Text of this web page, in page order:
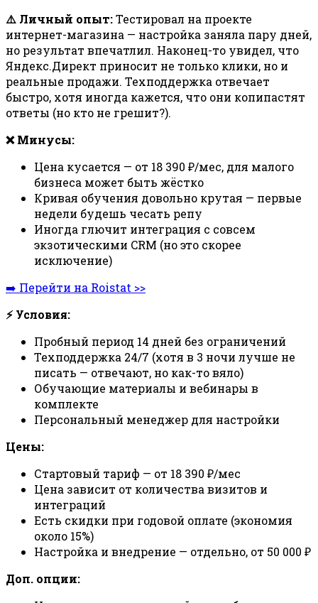
⚠️ Личный опыт:Тестировал на проекте
интернет-магазина — настройка заняла пару дней,
но результат впечатлил. Наконец-то увидел, что
Яндекс.Директ приносит не только клики, но и
реальные продажи. Техподдержка отвечает
быстро, хотя иногда кажется, что они копипастят
ответы (но кто не грешит?).
❌ Минусы:
Цена кусается — от 18 390 ₽/мес, для малого
бизнеса может быть жёстко
Кривая обучения довольно крутая — первые
недели будешь чесать репу
Иногда глючит интеграция с совсем
экзотическими CRM (но это скорее
исключение)
➡️ Перейти на Roistat >>
⚡ Условия:
Пробный период 14 дней без ограничений
Техподдержка 24/7 (хотя в 3 ночи лучше не
писать — отвечают, но как-то вяло)
Обучающие материалы и вебинары в
комплекте
Персональный менеджер для настройки
Цены:
Стартовый тариф — от 18 390 ₽/мес
Цена зависит от количества визитов и
интеграций
Есть скидки при годовой оплате (экономия
около 15%)
Настройка и внедрение — отдельно, от 50 000 ₽
Доп. опции: